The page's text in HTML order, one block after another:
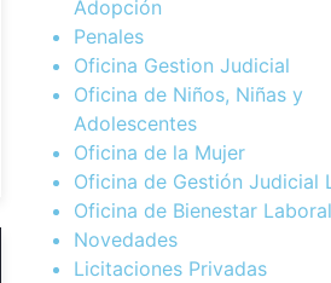
Adopción
Penales
Oficina Gestion Judicial
Oficina de Niños, Niñas y
Adolescentes
Oficina de la Mujer
Oficina de Gestión Judicial
Oficina de Bienestar Laboral
Novedades
Licitaciones Privadas